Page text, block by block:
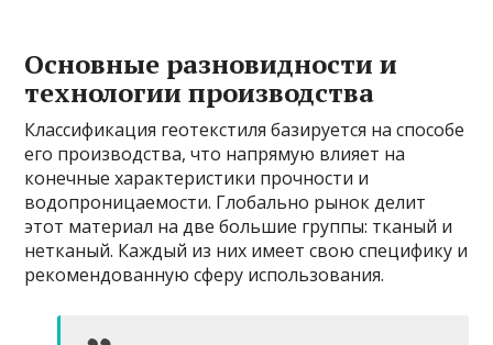
Основные разновидности и
технологии производства
Классификация геотекстиля базируется на способе
его производства, что напрямую влияет на
конечные характеристики прочности и
водопроницаемости. Глобально рынок делит
этот материал на две большие группы: тканый и
нетканый. Каждый из них имеет свою специфику и
рекомендованную сферу использования.